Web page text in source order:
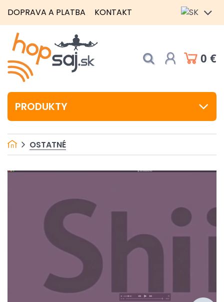
DOPRAVA A PLATBA KONTAKT
0 €
PRODUKTY
OSTATNÉ